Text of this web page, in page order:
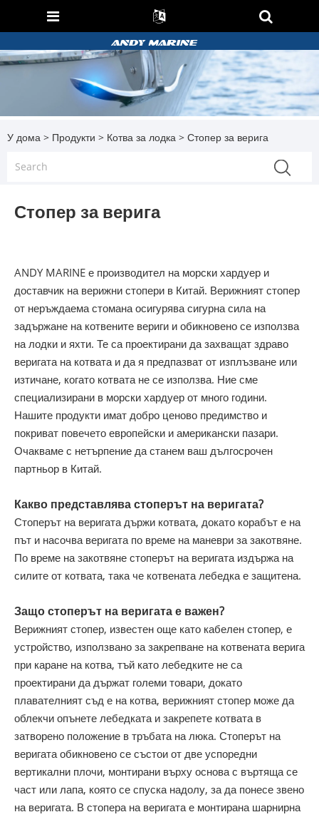
У дома > Продукти > Котва за лодка > Стопер за верига
Стопер за верига
ANDY MARINE е производител на морски хардуер и
доставчик на верижни стопери в Китай. Верижният стопер
от неръждаема стомана осигурява сигурна сила на
задържане на котвените вериги и обикновено се използва
на лодки и яхти. Те са проектирани да захващат здраво
веригата на котвата и да я предпазват от изплъзване или
изтичане, когато котвата не се използва. Ние сме
специализирани в морски хардуер от много години.
Нашите продукти имат добро ценово предимство и
покриват повечето европейски и американски пазари.
Очакваме с нетърпение да станем ваш дългосрочен
партньор в Китай.
Какво представлява стоперът на веригата?
Стоперът на веригата държи котвата, докато корабът е на
път и насочва веригата по време на маневри за закотвяне.
По време на закотвяне стоперът на веригата издържа на
силите от котвата, така че котвената лебедка е защитена.
Защо стоперът на веригата е важен?
Верижният стопер, известен още като кабелен стопер, е
устройство, използвано за закрепване на котвената верига
при каране на котва, тъй като лебедките не са
проектирани да държат големи товари, докато
плавателният съд е на котва, верижният стопер може да
облекчи опънете лебедката и закрепете котвата в
затворено положение в тръбата на люка. Стоперът на
веригата обикновено се състои от две успоредни
вертикални плочи, монтирани върху основа с въртяща се
част или лапа, която се спуска надолу, за да понесе звено
на веригата. В стопера на веригата е монтирана шарнирна